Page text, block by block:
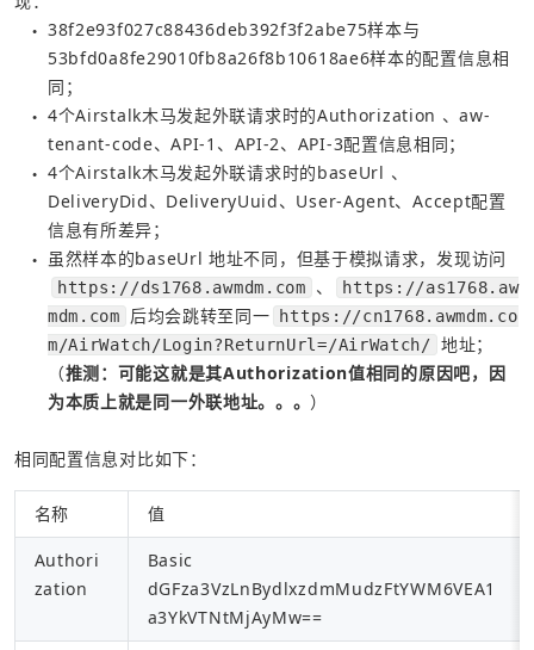
●
38f2e93f027c88436deb392f3f2abe75样本与
53bfd0a8fe29010fb8a26f8b10618ae6样本的配置信息相
同；
●
4个Airstalk木马发起外联请求时的Authorization 、aw-
tenant-code、API-1、API-2、API-3配置信息相同；
●
4个Airstalk木马发起外联请求时的baseUrl 、
DeliveryDid、DeliveryUuid、User-Agent、Accept配置
信息有所差异；
● 虽然样本的baseUrl 地址不同，但基于模拟请求，发现访问
https://ds1768.awmdm.com 、
https://as1768.aw
mdm.com
后均会跳转至同一
https://cn1768.awmdm.co
m/AirWatch/Login?ReturnUrl=/AirWatch/ 地址；
（推测：可能这就是其Authorization值相同的原因吧，因
为本质上就是同一外联地址。。。 ）
相同配置信息对比如下：
名称 值
Authori
zation
Basic
dGFza3VzLnBydlxzdmMudzFtYWM6VEA1
a3YkVTNtMjAyMw==